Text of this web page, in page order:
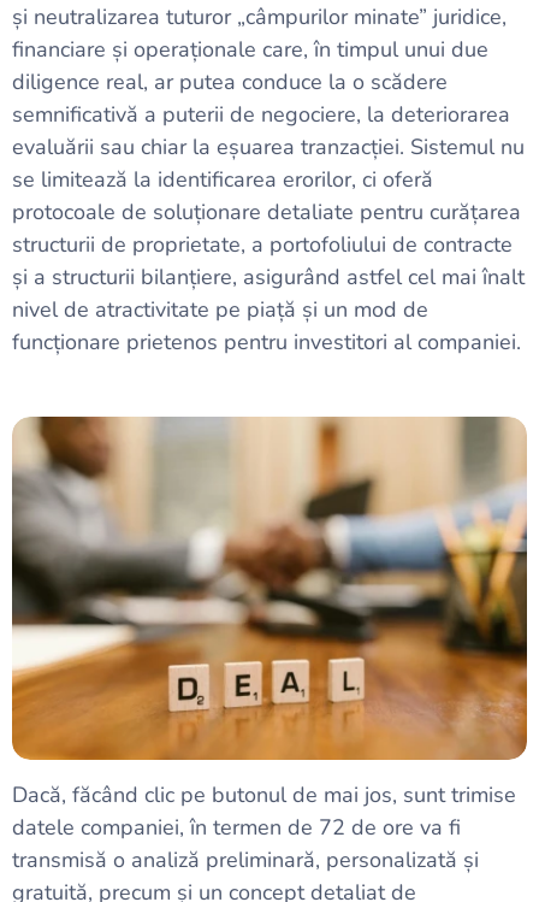
și neutralizarea tuturor „câmpurilor minate” juridice,
financiare și operaționale care, în timpul unui due
diligence real, ar putea conduce la o scădere
semnificativă a puterii de negociere, la deteriorarea
evaluării sau chiar la eșuarea tranzacției. Sistemul nu
se limitează la identificarea erorilor, ci oferă
protocoale de soluționare detaliate pentru curățarea
structurii de proprietate, a portofoliului de contracte
și a structurii bilanțiere, asigurând astfel cel mai înalt
nivel de atractivitate pe piață și un mod de
funcționare prietenos pentru investitori al companiei.
Dacă, făcând clic pe butonul de mai jos, sunt trimise
datele companiei, în termen de 72 de ore va fi
transmisă o analiză preliminară, personalizată și
gratuită, precum și un concept detaliat de